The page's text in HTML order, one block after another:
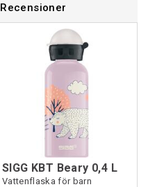
Recensioner
SIGG KBT Beary 0,4 L
Vattenflaska för barn